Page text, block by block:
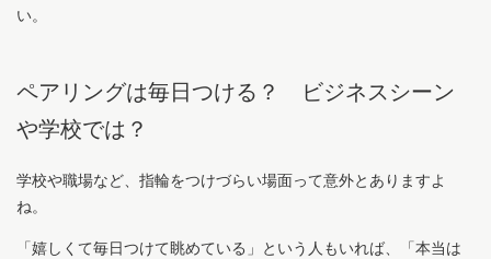
い。
ペアリングは毎日つける？ ビジネスシーン
や学校では？
学校や職場など、指輪をつけづらい場面って意外とありますよ
ね。
「嬉しくて毎日つけて眺めている」という人もいれば、「本当は